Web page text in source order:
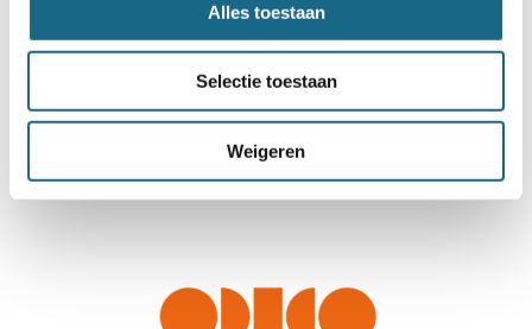
Alles toestaan
Selectie toestaan
Weigeren